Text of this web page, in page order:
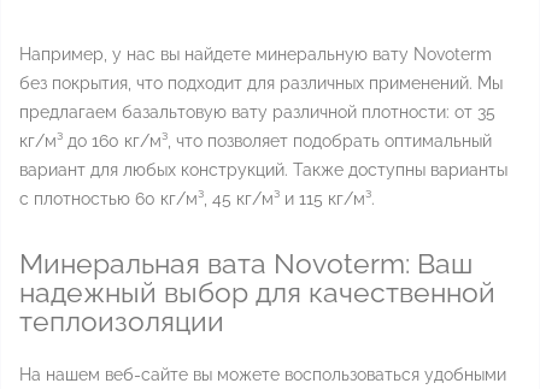
Например, у нас вы найдете минеральную вату Novoterm
без покрытия, что подходит для различных применений. Мы
предлагаем базальтовую вату различной плотности: от 35
кг/м³ до 160 кг/м³, что позволяет подобрать оптимальный
вариант для любых конструкций. Также доступны варианты
с плотностью 60 кг/м³, 45 кг/м³ и 115 кг/м³.
Минеральная вата Novoterm: Ваш
надежный выбор для качественной
теплоизоляции
На нашем веб-сайте вы можете воспользоваться удобными